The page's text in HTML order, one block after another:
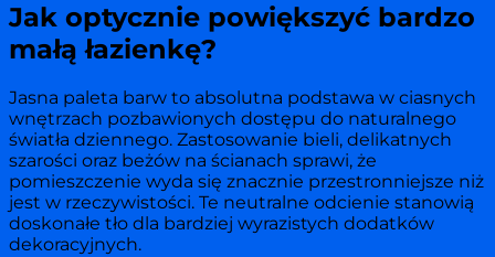
Jak optycznie powiększyć bardzo
małą łazienkę?
Jasna paleta barw to absolutna podstawa w ciasnych
wnętrzach pozbawionych dostępu do naturalnego
światła dziennego. Zastosowanie bieli, delikatnych
szarości oraz beżów na ścianach sprawi, że
pomieszczenie wyda się znacznie przestronniejsze niż
jest w rzeczywistości. Te neutralne odcienie stanowią
doskonałe tło dla bardziej wyrazistych dodatków
dekoracyjnych.